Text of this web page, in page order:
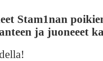
Stam1nan
ja juoneeet